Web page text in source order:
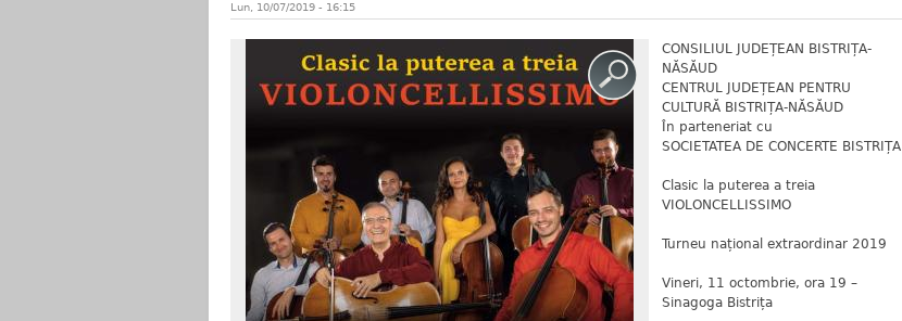
Lun, 10/07/2019 - 16:15
CONSILIUL JUDEȚEAN BISTRIȚA-
NĂSĂUD
CENTRUL JUDEȚEAN PENTRU
CULTURĂ BISTRIȚA-NĂSĂUD
În parteneriat cu
SOCIETATEA DE CONCERTE BISTRIȚA
Clasic la puterea a treia
VIOLONCELLISSIMO
Turneu național extraordinar 2019
Vineri, 11 octombrie, ora 19 –
Sinagoga Bistrița